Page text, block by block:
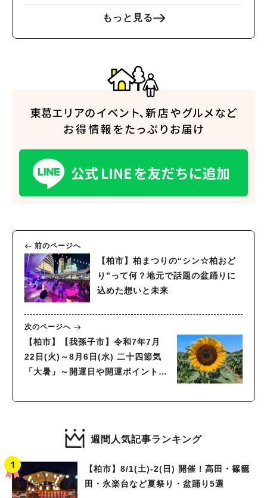
もっと見る
前のページへ
【柏市】柏まつりの“シン☆柏おど
り”って何？地元で話題の盆踊りに
込めた想いと未来
次のページへ
【柏市】【我孫子市】令和7年7月
22日(火)～8月6日(水) 二十四節気
「大暑」～開運日や開運ポイント
週間人気記事ランキング
【柏市】8/1(土)‐2(日) 開催！高田・篠籠
田・永楽台など夏祭り・盆踊り5選
人気のキーワード
#ラーメン#ショッピング#カフェ#スイーツ#パン#カレー#柏駅
#イベント#公園#教えたい／教えて投稿記事
#教えたい/こんなの見つけた